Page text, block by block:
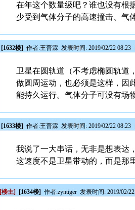
在年这个数量级吧？谁也没有根
少受到气体分子的高速撞击、气
[1632楼] 作者:王普霖 发表时间: 2019/02/22 08:23
卫星在圆轨道（不考虑椭圆轨道
做圆周运动，也必须是这样，因
能持久运行。气体分子可没有场
[1633楼] 作者:王普霖 发表时间: 2019/02/22 08:23
我说了一大串话，无非是想表达
这速度不是卫星带动的，而是那
[楼主] [1634楼] 作者:zyntiger 发表时间: 2019/02/